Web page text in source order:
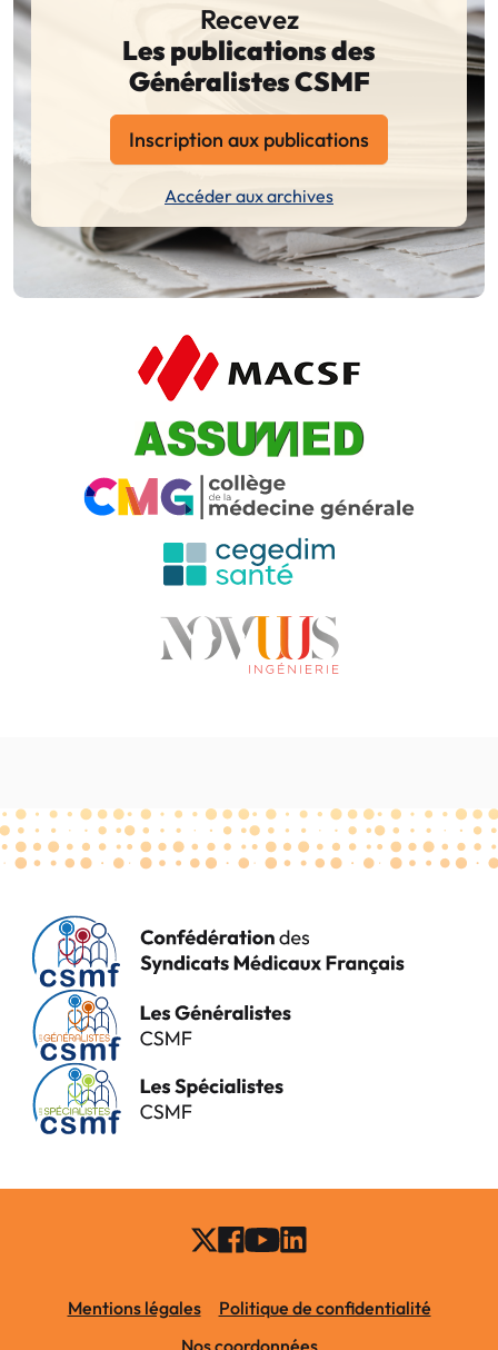
Recevez
Les publications des
Généralistes CSMF
Inscription aux publications
Accéder aux archives
Mentions légales
Politique de confidentialité
Nos coordonnées